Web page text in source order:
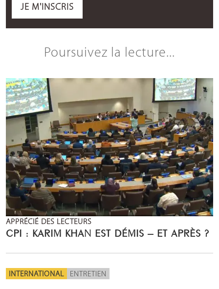
JE M'INSCRIS
Poursuivez la lecture...
APPRÉCIÉ DES LECTEURS
CPI : KARIM KHAN EST DÉMIS – ET APRÈS ?
INTERNATIONAL ENTRETIEN